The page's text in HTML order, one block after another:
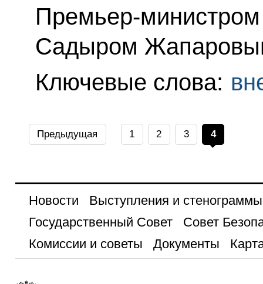
Премьер-министром
Садыром
Ключевые слова:
Предыдущая 1 2 3 4
Новости
Выступления и стенограммы
Государственный Совет
Совет
Комиссии и советы
Документы